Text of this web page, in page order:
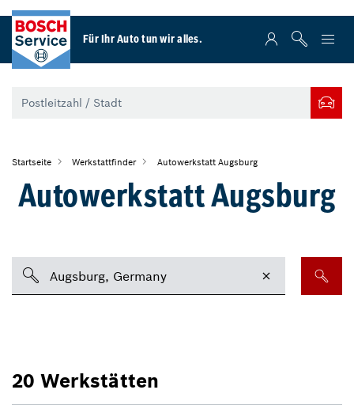
Für Ihr Auto tun wir alles.
Startseite Werkstattfinder Autowerkstatt Augsburg
Autowerkstatt Augsburg